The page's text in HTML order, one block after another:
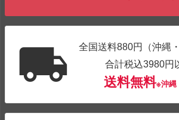
全国送料880円（沖縄
合計税込3980円
送料無料※沖縄